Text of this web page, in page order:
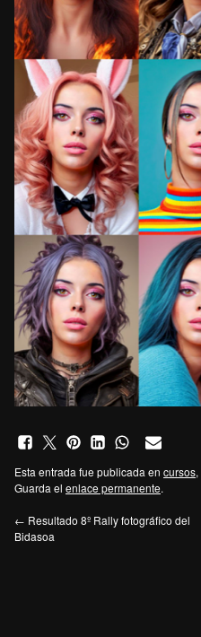
Esta entrada fue publicada en cursos,
Guarda el enlace permanente.
← Resultado 8º Rally fotográfico del
Bidasoa